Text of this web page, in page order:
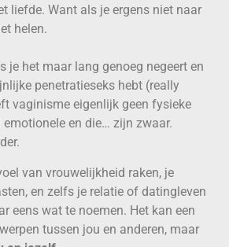
liefde. Want als je ergens niet naar
helen.
je het maar lang genoeg negeert en
penetratieseks hebt (really
vaginisme eigenlijk geen fysieke
emotionele en die… zijn zwaar.
van vrouwelijkheid raken, je
en zelfs je relatie of datingleven
eens wat te noemen. Het kan een
tussen jou en anderen, maar